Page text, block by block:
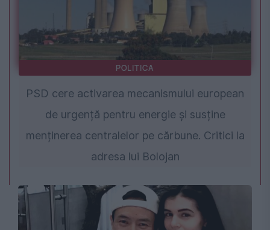
POLITICA
PSD cere activarea mecanismului european
de urgență pentru energie și susține
menținerea centralelor pe cărbune. Critici la
adresa lui Bolojan